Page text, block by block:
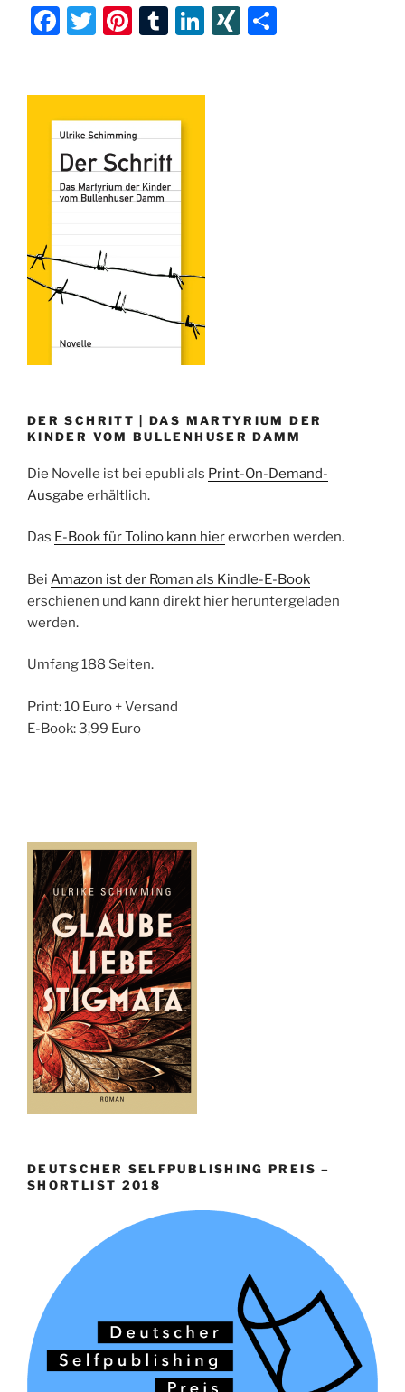
F
e
b
o
o
T
er
Pi
e
st
T
bl
r
Li
e
XI
DER SCHRITT | DAS MARTYRIUM DER
KINDER VOM BULLENHUSER DAMM
Die Novelle ist bei epubli als Print-On-Demand-
Ausgabe erhältlich.
Das E-Book für Tolino kann hiererworben werden.
Bei Amazon ist der Roman als Kindle-E-Book
erschienen und kann direkt hier heruntergeladen
werden.
Umfang 188 Seiten.
Print: 10 Euro + Versand
E-Book: 3,99 Euro
DEUTSCHER SELFPUBLISHING PREIS –
SHORTLIST 2018